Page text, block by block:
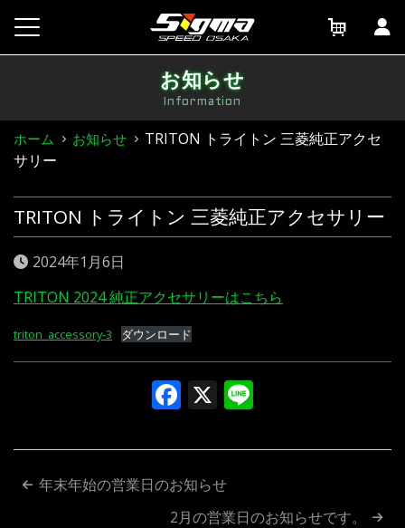
content
お知らせ
Information
ホーム お知らせ
TRITON トライトン 三菱純正アクセ
サリー
TRITON トライトン 三菱純正アクセサリー
2024年1月6日
TRITON 2024 純正アクセサリーはこちら
triton_accessory-3 ダウンロード
Facebook
X
投 年末年始の営業日のお知らせ
2月の営業日のお知らせです。